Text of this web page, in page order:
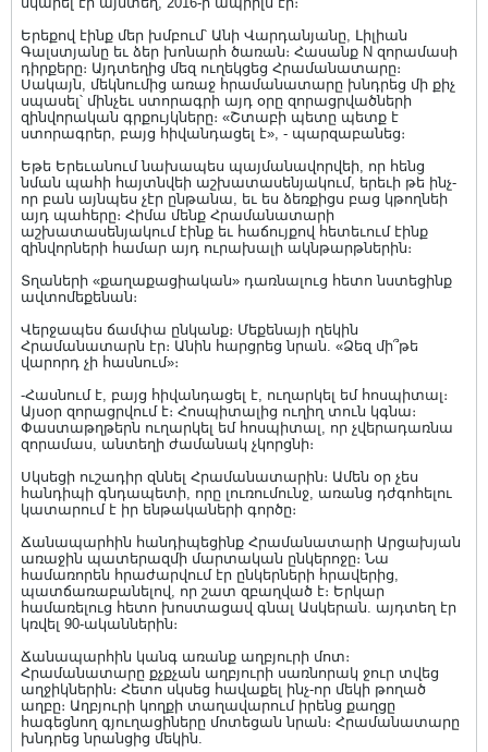
Երեքով էինք մեր խմբում՝ Անի Վարդանյանը, Լիլիան
Գալստյանը եւ ձեր խոնարհ ծառան։ Հասանք N զորամասի
դիրքերը։ Այդտեղից մեզ ուղեկցեց Հրամանատարը։
Սակայն, մեկնումից առաջ հրամանատարը խնդրեց մի քիչ
սպասել՝ մինչեւ ստորագրի այդ օրը զորացրվածների
զինվորական գրքույկները։ «Շտաբի պետը պետք է
ստորագրեր, բայց հիվանդացել է», - պարզաբանեց։
Եթե Երեւանում նախապես պայմանավորվեի, որ հենց
նման պահի հայտնվեի աշխատասենյակում, երեւի թե ինչ-
որ բան այնպես չէր ընթանա, եւ ես ձեռքիցս բաց կթողնեի
այդ պահերը։ Հիմա մենք Հրամանատարի
աշխատասենյակում էինք եւ հաճույքով հետեւում էինք
զինվորների համար այդ ուրախալի ակնթարթներին։
Տղաների «քաղաքացիական» դառնալուց հետո նստեցինք
ավտոմեքենան։
Վերջապես ճամփա ընկանք։ Մեքենայի ղեկին
Հրամանատարն էր։ Անին հարցրեց նրան. «Ձեզ մի՞թե
վարորդ չի հասնում»։
-Հասնում է, բայց հիվանդացել է, ուղարկել եմ հոսպիտալ։
Այսօր զորացրվում է։ Հոսպիտալից ուղիղ տուն կգնա։
Փաստաթղթերն ուղարկել եմ հոսպիտալ, որ չվերադառնա
զորամաս, անտեղի ժամանակ չկորցնի։
Սկսեցի ուշադիր զննել Հրամանատարին։ Ամեն օր չես
հանդիպի գնդապետի, որը լուռումունջ, առանց դժգոհելու
կատարում է իր ենթակաների գործը։
Ճանապարհին հանդիպեցինք Հրամանատարի Արցախյան
առաջին պատերազմի մարտական ընկերոջը։ Նա
համառորեն հրաժարվում էր ընկերների հրավերից,
պատճառաբանելով, որ շատ զբաղված է։ Երկար
համառելուց հետո խոստացավ գնալ Ասկերան. այդտեղ էր
կռվել 90-ականներին։
Ճանապարհին կանգ առանք աղբյուրի մոտ։
Հրամանատարը քչքչան աղբյուրի սառնորակ ջուր տվեց
աղջիկներին։ Հետո սկսեց հավաքել ինչ-որ մեկի թողած
աղբը։ Աղբյուրի կողքի տաղավարում իրենց քաղցը
հագեցնող գյուղացիները մոտեցան նրան։ Հրամանատարը
խնդրեց նրանցից մեկին.